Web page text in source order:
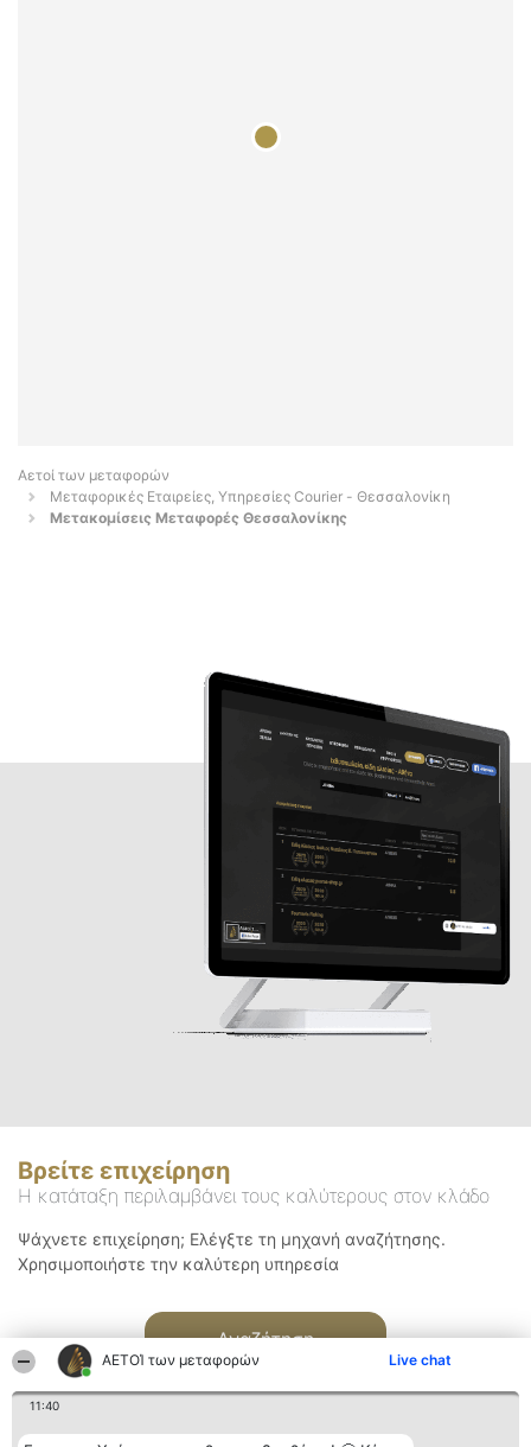
ΑΕΤΟΊ των μεταφορών Live chat
11:40
Αετοί των μεταφορών
Μεταφορικές Εταιρείες, Υπηρεσίες Courier - Θεσσαλονίκη
Μετακομίσεις Μεταφορές Θεσσαλονίκης
Βρείτε επιχείρηση
Η κατάταξη περιλαμβάνει τους καλύτερους στον κλάδο
Ψάχνετε επιχείρηση; Ελέγξτε τη μηχανή αναζήτησης.
Χρησιμοποιήστε την καλύτερη υπηρεσία
Αναζήτηση